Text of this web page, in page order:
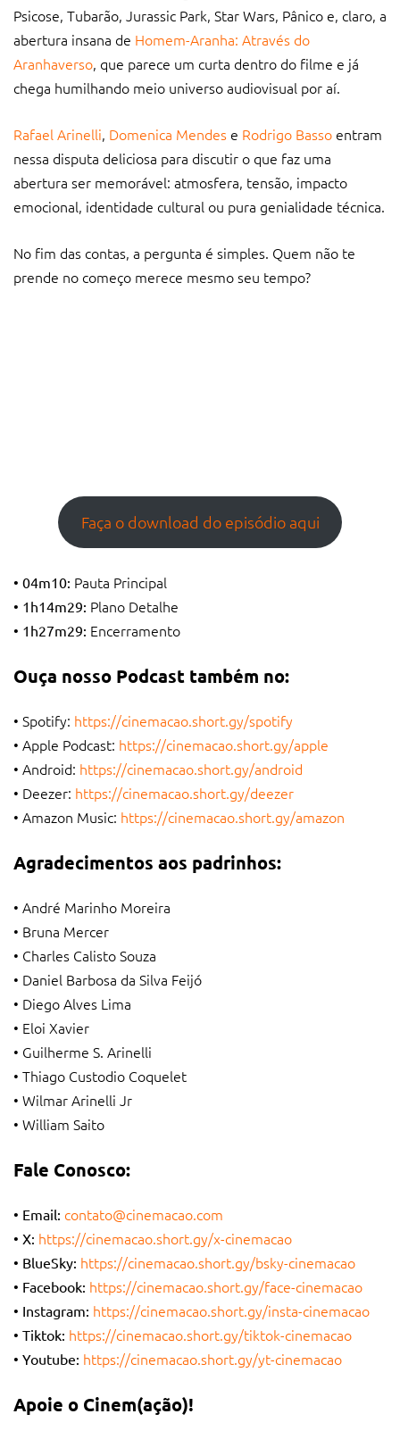
Psicose, Tubarão, Jurassic Park, Star Wars, Pânico e, claro, a
abertura insana de Homem-Aranha: Através do
Aranhaverso, que parece um curta dentro do filme e já
chega humilhando meio universo audiovisual por aí.
Rafael Arinelli, Domenica Mendes e Rodrigo Basso entram
nessa disputa deliciosa para discutir o que faz uma
abertura ser memorável: atmosfera, tensão, impacto
emocional, identidade cultural ou pura genialidade técnica.
No fim das contas, a pergunta é simples. Quem não te
prende no começo merece mesmo seu tempo?
Faça o download do episódio aqui
• 04m10: Pauta Principal
• 1h14m29: Plano Detalhe
• 1h27m29: Encerramento
Ouça nosso Podcast também no:
• Spotify: https://cinemacao.short.gy/spotify
• Apple Podcast: https://cinemacao.short.gy/apple
• Android: https://cinemacao.short.gy/android
• Deezer: https://cinemacao.short.gy/deezer
• Amazon Music: https://cinemacao.short.gy/amazon
Agradecimentos aos padrinhos:
• André Marinho Moreira
• Bruna Mercer
• Charles Calisto Souza
• Daniel Barbosa da Silva Feijó
• Diego Alves Lima
• Eloi Xavier
• Guilherme S. Arinelli
• Thiago Custodio Coquelet
• Wilmar Arinelli Jr
• William Saito
Fale Conosco:
• Email: contato@cinemacao.com
• X: https://cinemacao.short.gy/x-cinemacao
• BlueSky: https://cinemacao.short.gy/bsky-cinemacao
• Facebook: https://cinemacao.short.gy/face-cinemacao
• Instagram: https://cinemacao.short.gy/insta-cinemacao
• Tiktok: https://cinemacao.short.gy/tiktok-cinemacao
• Youtube: https://cinemacao.short.gy/yt-cinemacao
Apoie o Cinem(ação)!